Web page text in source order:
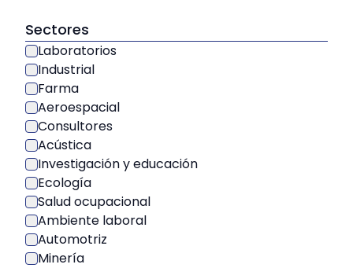
Sectores
Laboratorios
Industrial
Farma
Aeroespacial
Consultores
Acústica
Investigación y educación
Ecología
Salud ocupacional
Ambiente laboral
Automotriz
Minería